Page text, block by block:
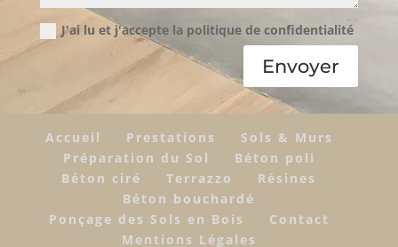
J'ai lu et j'accepte la politique de confidentialité
Envoyer
Accueil Prestations
Sols & Murs
Préparation du Sol
Béton poli
Béton ciré
Terrazzo
Résines
Béton bouchardé
Ponçage des Sols en Bois
Contact
Mentions Légales